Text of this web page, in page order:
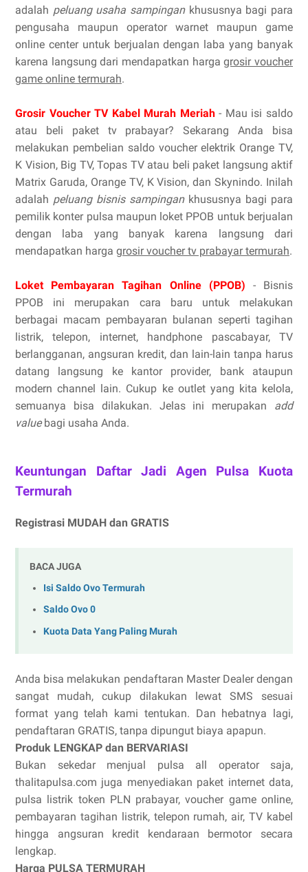
adalah peluang usaha sampingankhususnya bagi para
pengusaha maupun operator warnet maupun game
online center untuk berjualan dengan laba yang banyak
karena langsung dari mendapatkan hargagrosir voucher
game online termurah.
Grosir Voucher TV Kabel Murah Meriah- Mau isi saldo
atau beli paket tv prabayar? Sekarang Anda bisa
melakukan pembelian saldo voucher elektrik Orange TV,
K Vision, Big TV, Topas TV atau beli paket langsung aktif
Matrix Garuda, Orange TV, K Vision, dan Skynindo. Inilah
adalah peluang bisnis sampingankhususnya bagi para
pemilik konter pulsa maupun loket PPOB untuk berjualan
dengan laba yang banyak karena langsung dari
mendapatkan harga grosir voucher tv prabayar termurah.
Loket Pembayaran Tagihan Online (PPOB) - Bisnis
PPOB ini merupakan cara baru untuk melakukan
berbagai macam pembayaran bulanan seperti tagihan
listrik, telepon, internet, handphone pascabayar, TV
berlangganan, angsuran kredit, dan lain-lain tanpa harus
datang langsung ke kantor provider, bank ataupun
modern channel lain. Cukup ke outlet yang kita kelola,
semuanya bisa dilakukan. Jelas ini merupakan add
valuebagi usaha Anda.
Keuntungan Daftar Jadi Agen Pulsa Kuota
Termurah
Registrasi MUDAH dan GRATIS
BACA JUGA
Isi Saldo Ovo Termurah
Saldo Ovo 0
Kuota Data Yang Paling Murah
Anda bisa melakukan pendaftaran Master Dealer dengan
sangat mudah, cukup dilakukan lewat SMS sesuai
format yang telah kami tentukan. Dan hebatnya lagi,
pendaftaran GRATIS, tanpa dipungut biaya apapun.
Produk LENGKAP dan BERVARIASI
Bukan sekedar menjual pulsa all operator saja,
thalitapulsa.com juga menyediakan paket internet data,
pulsa listrik token PLN prabayar, voucher game online,
pembayaran tagihan listrik, telepon rumah, air, TV kabel
hingga angsuran kredit kendaraan bermotor secara
lengkap.
Harga PULSA TERMURAH